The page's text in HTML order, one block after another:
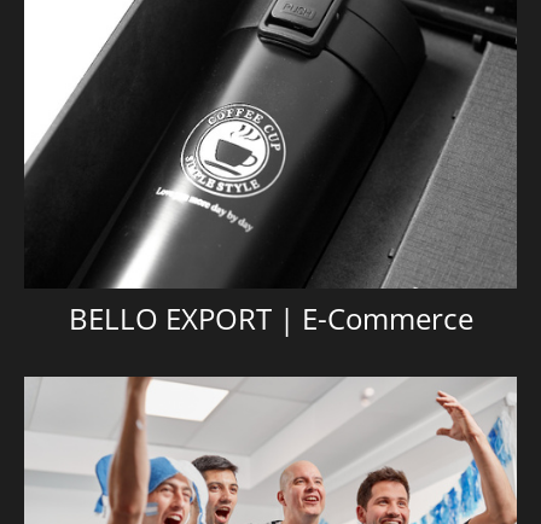
BELLO EXPORT | E-Commerce